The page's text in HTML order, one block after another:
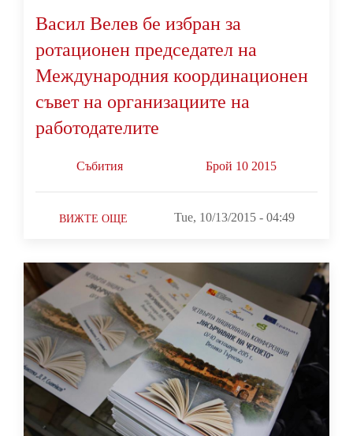
Васил Велев бе избран за
ротационен председател на
Международния координационен
съвет на организациите на
работодателите
Събития Брой 10 2015
ВИЖТЕ ОЩЕ Tue, 10/13/2015 - 04:49